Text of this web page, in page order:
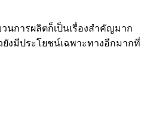
นการผลิตก็เป็นเรื่องสำคัญมาก
งมีประโยชน์เฉพาะทางอีกมากที่